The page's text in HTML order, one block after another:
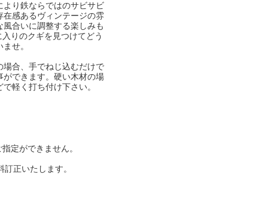
より鉄ならではのサビサビ
在感あるヴィンテージの雰
風合いに調整する楽しみも
りのクギを見つけてどう
せ。
合、手でねじ込むだけで
ができます。硬い木材の場
軽く打ち付け下さい。
定ができません。
訂正いたします。